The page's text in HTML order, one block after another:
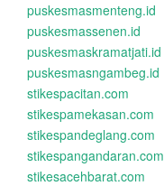
puskesmasmenteng.id
puskesmassenen.id
puskesmaskramatjati.id
puskesmasngambeg.id
stikespacitan.com
stikespamekasan.com
stikespandeglang.com
stikespangandaran.com
stikesacehbarat.com